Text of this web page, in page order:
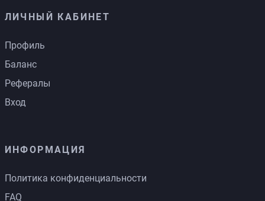
ЛИЧНЫЙ КАБИНЕТ
Профиль
Баланс
Рефералы
Вход
ИНФОРМАЦИЯ
Политика конфиденциальности
FAQ